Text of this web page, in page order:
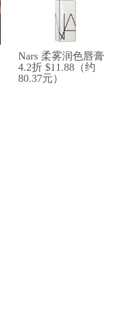
Nars 柔雾润色唇膏
4.2折 $11.88（约
80.37元）